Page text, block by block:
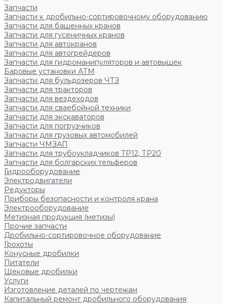
Запчасти
Запчасти к дробильно-сортировочному оборудованию
Запчасти для башенных кранов
Запчасти для гусеничных кранов
Запчасти для автокранов
Запчасти для автогрейдеров
Запчасти для гидроманипуляторов и автовышек
Баровые установки АТМ
Запчасти для бульдозеров ЧТЗ
Запчасти для тракторов
Запчасти для вездеходов
Запчасти для сваебойной техники
Запчасти для экскаваторов
Запчасти для погрузчиков
Запчасти для грузовых автомобилей
Запчасти ЧМЗАП
Запчасти для трубоукладчиков ТР12, ТР20
Запчасти для болгарских тельферов
Гидрооборудование
Электродвигатели
Редукторы
Приборы безопасности и контроля крана
Электрооборудование
Метизная продукция (метизы)
Прочие запчасти
Дробильно-сортировочное оборудование
Грохоты
Конусные дробилки
Питатели
Щековые дробилки
Услуги
Изготовление деталей по чертежам
Капитальный ремонт дробильного оборудования